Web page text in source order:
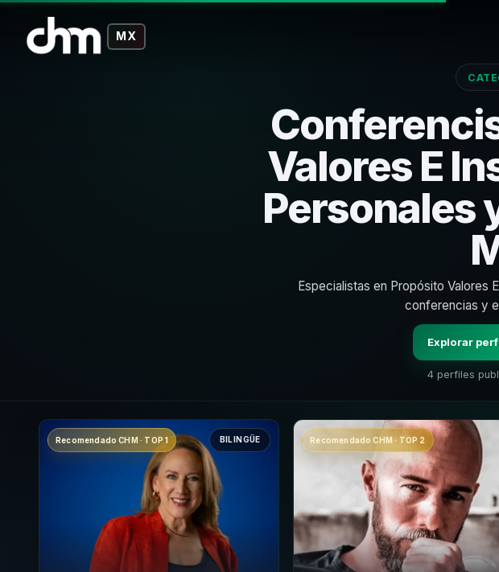
MX
Valores E
Personales
Especialistas en Propósito Valores
conferencias y
Explorar
4 perfiles
Recomendado CHM · TOP 1 BILINGÜE Recomendado CHM · TOP 2